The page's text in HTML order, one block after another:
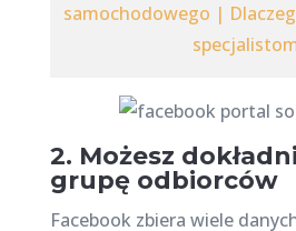
samochodowego |
2. Możesz
grupę odbiorców
Facebook zbiera wiele